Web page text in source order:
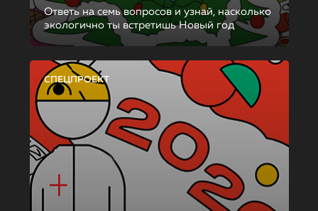
Ответь на семь вопросов и узнай, насколько
экологично ты встретишь Новый год
СПЕЦПРОЕКТ